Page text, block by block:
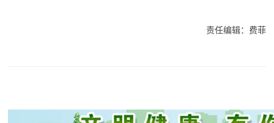
责任编辑：费菲